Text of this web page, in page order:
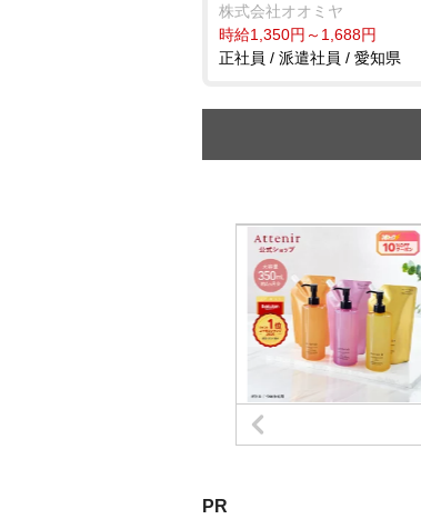
株式会社オオミヤ
時給1,350円～1,688円
正社員 / 派遣社員 / 愛知県
PR